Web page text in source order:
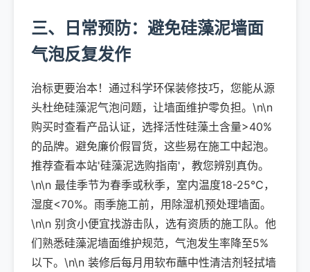
三、日常预防：避免硅藻泥墙面
气泡反复发作
治标更要治本！通过科学环保装修技巧，您能从源
头杜绝硅藻泥气泡问题，让墙面维护零负担。\n\n
购买时查看产品认证，选择活性硅藻土含量>40%
的品牌。避免廉价假冒货，这些易在施工中起泡。
推荐查看本站'硅藻泥选购指南'，教您辨别真伪。
\n\n 最佳季节为春季或秋季，室内温度18-25℃，
湿度<70%。雨季施工前，用除湿机预处理墙面。
\n\n 别贪小便宜找游击队，选有资质的施工队。他
们熟悉硅藻泥墙面维护规范，气泡发生率降至5%
以下。\n\n 装修后每月用软布蘸中性清洁剂轻拭墙